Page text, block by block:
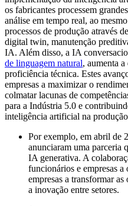
os fabricantes processem
análise em tempo real, ao
processos de produção através
digital twin, manutenção
IA. Além disso, a IA
de linguagem natural, aumenta
proficiência técnica. Estes
empresas a maximizar o
colmatar lacunas de
para a Indústria 5.0 e
inteligência artificial na
Por exemplo, em abril de
anunciaram uma parceria
IA generativa. A
funcionários e empresas
empresas a transformar
a inovação entre setores.